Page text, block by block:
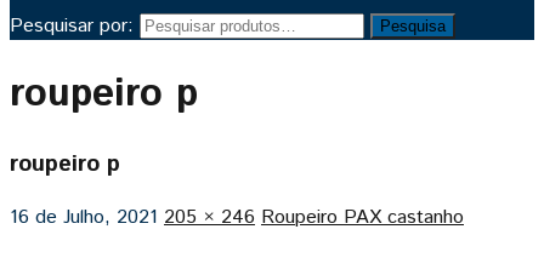
Pesquisar por: Pesquisa
roupeiro p
roupeiro p
16 de Julho, 2021 205 × 246 Roupeiro PAX castanho